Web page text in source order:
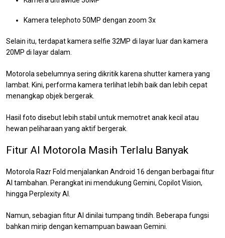
Kamera telephoto 50MP dengan zoom 3x
Selain itu, terdapat kamera selfie 32MP di layar luar dan kamera
20MP di layar dalam.
Motorola sebelumnya sering dikritik karena shutter kamera yang
lambat. Kini, performa kamera terlihat lebih baik dan lebih cepat
menangkap objek bergerak.
Hasil foto disebut lebih stabil untuk memotret anak kecil atau
hewan peliharaan yang aktif bergerak.
Fitur AI Motorola Masih Terlalu Banyak
Motorola Razr Fold menjalankan Android 16 dengan berbagai fitur
AI tambahan. Perangkat ini mendukung Gemini, Copilot Vision,
hingga Perplexity AI.
Namun, sebagian fitur AI dinilai tumpang tindih. Beberapa fungsi
bahkan mirip dengan kemampuan bawaan Gemini.